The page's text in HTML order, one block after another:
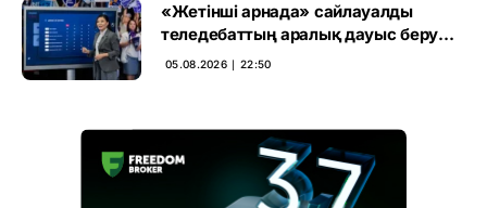
«Жетінші арнада» сайлауалды
теледебаттың аралық дауыс беру
нәтижесі жарияланды
05.08.2026 ∣ 22:50